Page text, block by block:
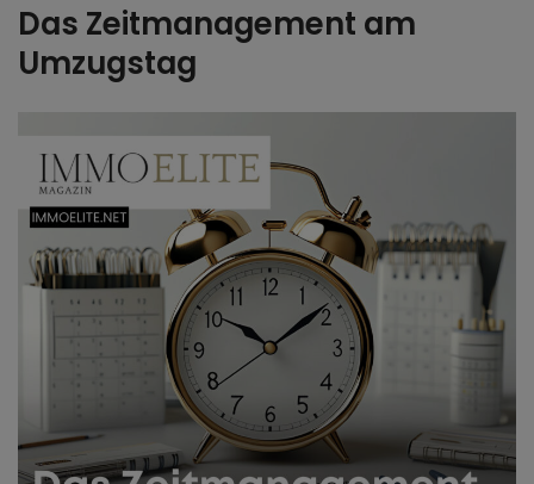
Das Zeitmanagement am
Umzugstag